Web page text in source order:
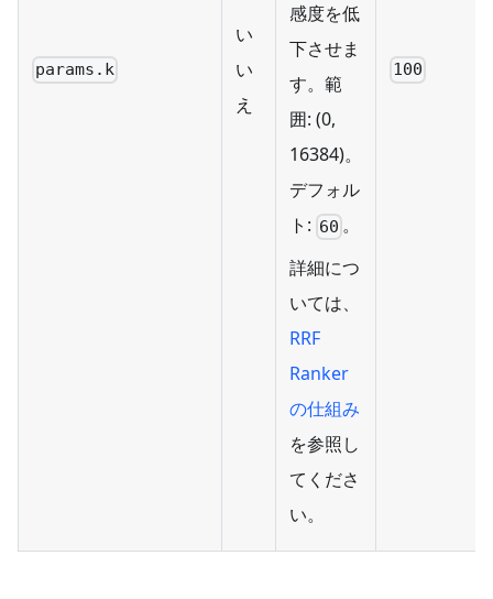
params.k
い
い
え
感度を低
下させま
す。範
囲: (0,
16384)。
デフォル
ト: 60 。
詳細につ
いては、
RRF
Ranker
の仕組み
を参照し
てくださ
い。
100